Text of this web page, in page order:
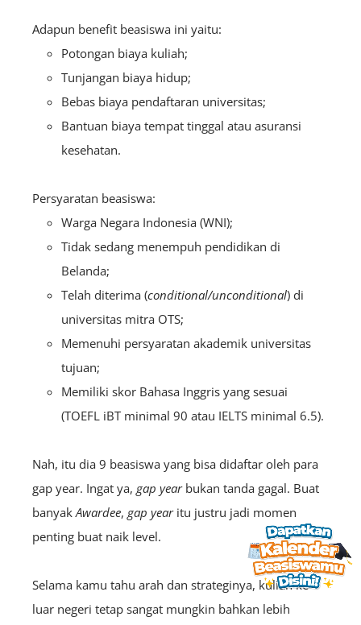
Adapun benefit beasiswa ini yaitu:
Potongan biaya kuliah;
Tunjangan biaya hidup;
Bebas biaya pendaftaran universitas;
Bantuan biaya tempat tinggal atau asuransi
kesehatan.
Persyaratan beasiswa:
Warga Negara Indonesia (WNI);
Tidak sedang menempuh pendidikan di
Belanda;
Telah diterima (conditional/unconditional) di
universitas mitra OTS;
Memenuhi persyaratan akademik universitas
tujuan;
Memiliki skor Bahasa Inggris yang sesuai
(TOEFL iBT minimal 90 atau IELTS minimal 6.5).
Nah, itu dia 9 beasiswa yang bisa didaftar oleh para
gap year. Ingat ya, gap yearbukan tanda gagal. Buat
banyakAwardee, gap yearitu justru jadi momen
penting buat naik level.
Selama kamu tahu arah dan strateginya, kuliah ke
luar negeri tetap sangat mungkin bahkan lebih